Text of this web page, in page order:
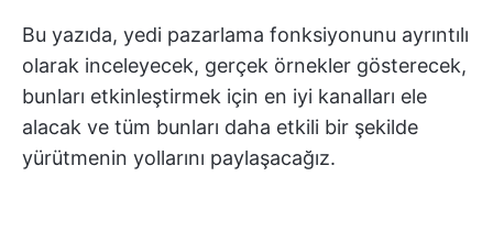
Bu yazıda, yedi pazarlama fonksiyonunu ayrıntılı
olarak inceleyecek, gerçek örnekler gösterecek,
bunları etkinleştirmek için en iyi kanalları ele
alacak ve tüm bunları daha etkili bir şekilde
yürütmenin yollarını paylaşacağız.